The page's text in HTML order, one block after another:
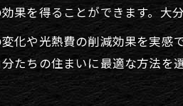
果を得ることができます。大
化や光熱費の削減効果を実
たちの住まいに最適な方法を